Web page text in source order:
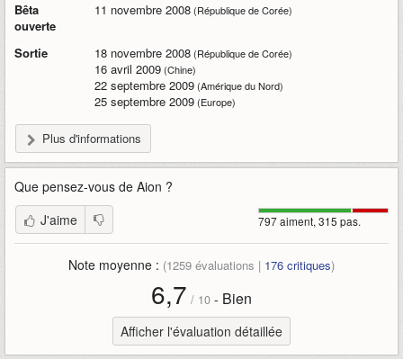
Bêta
ouverte
11 novembre 2008(République de Corée)
Sortie 18 novembre 2008(République de Corée)
16 avril 2009(Chine)
22 septembre 2009(Amérique du Nord)
25 septembre 2009(Europe)
Plus d'informations
Que pensez-vous de Aion ?
797 aiment, 315 pas.
J'aime
Note moyenne : (1259 évaluations | 176 critiques)
6,7 / 10 - Bien
Afficher l'évaluation détaillée